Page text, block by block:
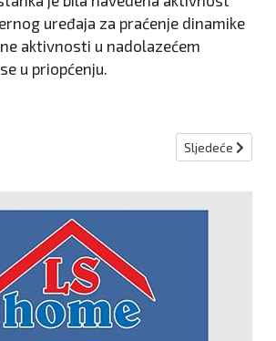
uređaja za praćenje dinamike
aktivnosti u nadolazećem
u priopćenju.
preminuo Zrinko OgrestaSljedeći
Sljedeće